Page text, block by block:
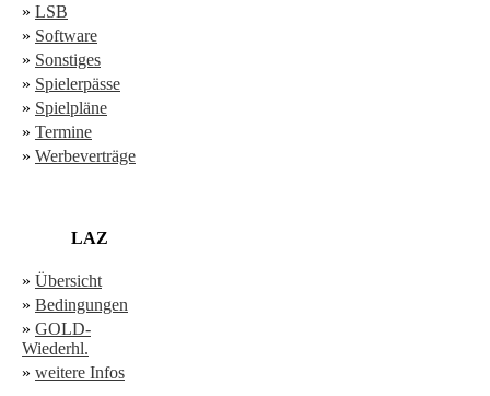
» LSB
» Software
» Sonstiges
» Spielerpässe
» Spielpläne
» Termine
» Werbeverträge
LAZ
» Übersicht
» Bedingungen
» GOLD-
Wiederhl.
» weitere Infos